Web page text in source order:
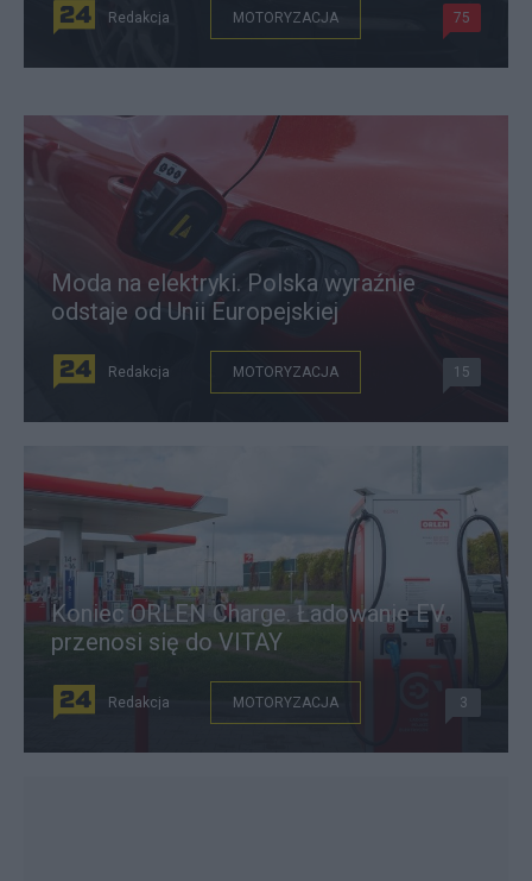
Redakcja MOTORYZACJA 75
Moda na elektryki. Polska wyraźnie
odstaje od Unii Europejskiej
Redakcja MOTORYZACJA 15
Koniec ORLEN Charge. Ładowanie EV
przenosi się do VITAY
Redakcja MOTORYZACJA 3